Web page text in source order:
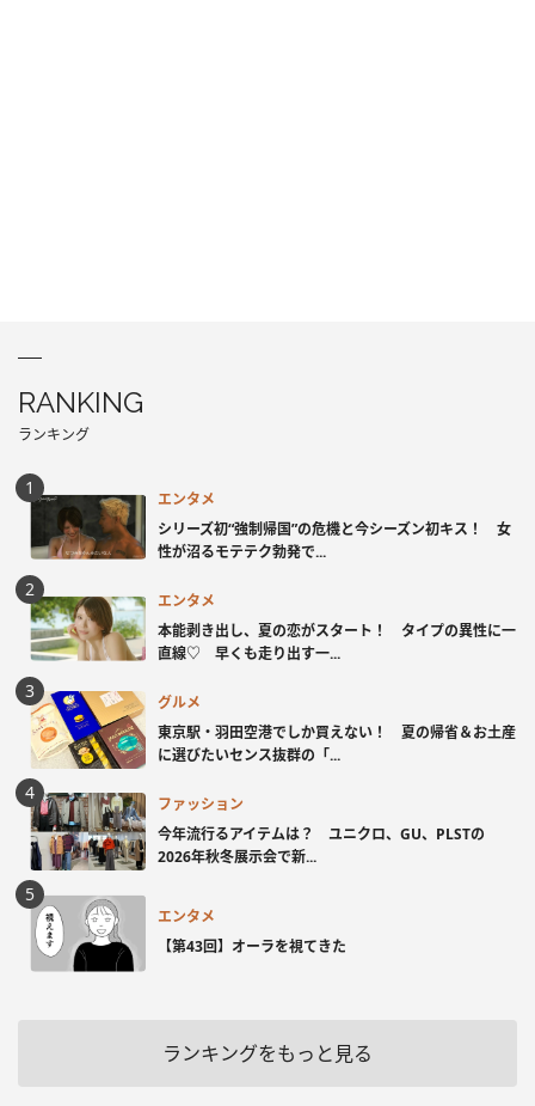
RANKING
ランキング
エンタメ
シリーズ初“強制帰国”の危機と今シーズン初キス！ 女
性が沼るモテテク勃発で...
エンタメ
本能剥き出し、夏の恋がスタート！ タイプの異性に一
直線♡ 早くも走り出す一...
グルメ
東京駅・羽田空港でしか買えない！ 夏の帰省＆お土産
に選びたいセンス抜群の「...
ファッション
今年流行るアイテムは？ ユニクロ、GU、PLSTの
2026年秋冬展示会で新...
エンタメ
【第43回】オーラを視てきた
ランキングをもっと見る